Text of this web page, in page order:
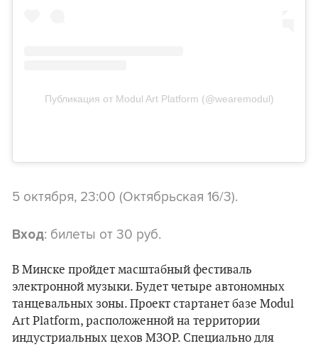
Публикация от Modul Art Platform (@wearemodul)
5 октября, 23:00 (Октябрьская 16/3).
Вход: билеты от 30 руб.
В Минске пройдет масштабный фестиваль
электронной музыки. Будет четыре автономных
танцевальных зоны. Проект стартанет базе Modul
Art Platform, расположенной на территории
индустриальных цехов МЗОР. Специально для